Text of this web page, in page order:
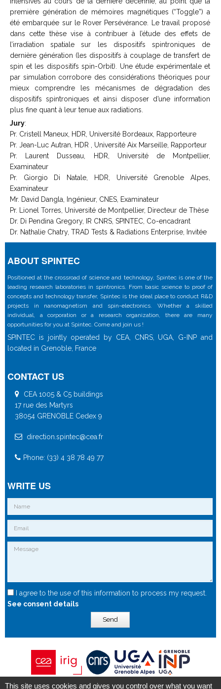
première génération de mémoires magnétiques (“Toggle”) a
été embarquée sur le Rover Persévérance. Le travail proposé
dans cette thèse vise à contribuer à l’étude des effets de
l’irradiation spatiale sur les dispositifs spintroniques de
dernière génération (les dispositifs à couplage de transfert de
spin et les dispositifs spin-Orbit). Une étude expérimentale et
par simulation corrobore des considérations théoriques pour
mieux comprendre les mécanismes de dégradation des
dispositifs spintroniques et ainsi disposer d’une information
plus fine quant à leur tenue aux radiations.
Jury:
Pr. Cristell Maneux, HDR, Université Bordeaux, Rapporteure
Pr. Jean-Luc Autran, HDR , Université Aix Marseille, Rapporteur
Pr. Laurent Dusseau, HDR, Université de Montpellier,
Examinateur
Pr. Giorgio Di Natale, HDR, Université Grenoble Alpes,
Examinateur
Mr. David Dangla, Ingénieur, CNES, Examinateur
Pr. Lionel Torres, Université de Montpellier, Directeur de Thèse
Dr. Di Pendina Gregory, IR CNRS, SPINTEC, Co-encadrant
Dr. Nathalie Chatry, TRAD Tests & Radiations Enterprise, Invitée
ABOUT SPINTEC
Positioned at the crossroad of science and technology, Spintec is one of the
leading research laboratories in spintronics. From basic science to proof of
concepts and technology transfer, Spintec is the ideal place to conduct R&D
projects in nanomagnetism and spin-electronics. Whether a skilled
individual, a corporation or a research organization, there are many
opportunities for you at Spintec. Come and join us !
SPINTEC is jointly operated by CEA, CNRS, UGA, G-INP and
located in Grenoble, France
CONTACT US
CEA 1005 & C5 buildings
17 rue des Martyrs
38054 GRENOBLE Cedex 9
direction.spintec@cea.fr
Phone: (33) 4 38 78 49 77
WRITE US
I agree to the use of this information to process my request.
See consent details
Send
This site uses cookies and gives you control over what you want